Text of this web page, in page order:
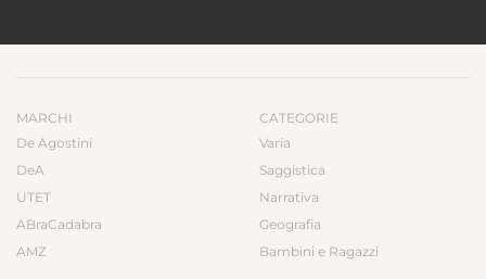
MARCHI
De Agostini
DeA
UTET
ABraCadabra
AMZ
CATEGORIE
Varia
Saggistica
Narrativa
Geografia
Bambini e Ragazzi